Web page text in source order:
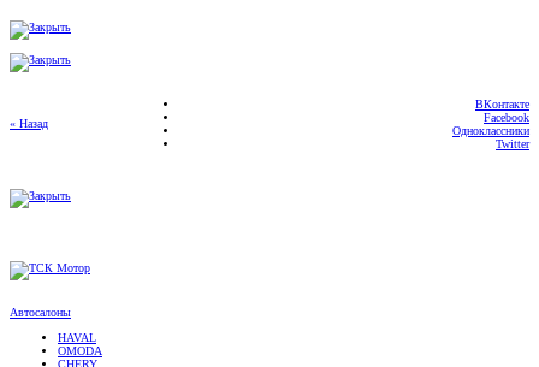
Facebook
Одноклассники
Twitter
HAVAL
OMODA
CHERY
TENET